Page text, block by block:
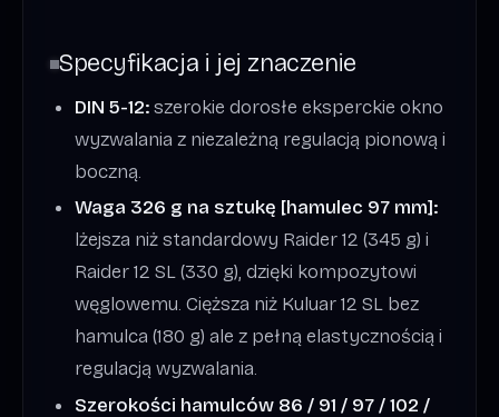
Specyfikacja i jej znaczenie
DIN 5-12:szerokie dorosłe eksperckie okno
wyzwalania z niezależną regulacją pionową i
boczną.
Waga 326 g na sztukę [hamulec 97 mm]:
lżejsza niż standardowy Raider 12 (345 g) i
Raider 12 SL (330 g), dzięki kompozytowi
węglowemu. Cięższa niż Kuluar 12 SL bez
hamulca (180 g) ale z pełną elastycznością i
regulacją wyzwalania.
Szerokości hamulców 86 / 91 / 97 / 102 /